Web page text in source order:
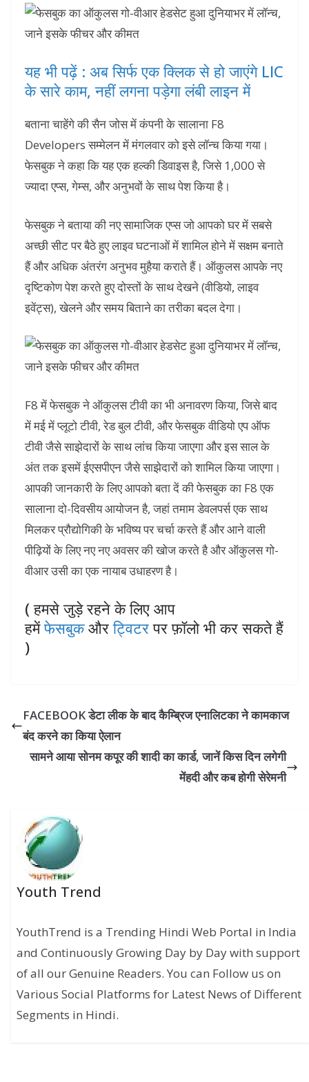
यह भी पढ़ें : अब सिर्फ एक क्लिक से हो जाएंगे LIC
के सारे काम, नहीं लगना पड़ेगा लंबी लाइन में
बताना चाहेंगे की सैन जोस में कंपनी के सालाना F8
Developers सम्मेलन में मंगलवार को इसे लॉन्च किया गया।
फेसबुक ने कहा कि यह एक हल्की डिवाइस है, जिसे 1,000 से
ज्यादा एप्स, गेम्स, और अनुभवों के साथ पेश किया है।
फेसबुक ने बताया की नए सामाजिक एप्स जो आपको घर में सबसे
अच्छी सीट पर बैठे हुए लाइव घटनाओं में शामिल होने में सक्षम बनाते
हैं और अधिक अंतरंग अनुभव मुहैया कराते हैं। ऑकुलस आपके नए
दृष्टिकोण पेश करते हुए दोस्तों के साथ देखने (वीडियो, लाइव
इवेंट्स), खेलने और समय बिताने का तरीका बदल देगा।
F8 में फेसबुक ने ऑकुलस टीवी का भी अनावरण किया, जिसे बाद
में मई में प्लूटो टीवी, रेड बुल टीवी, और फेसबुक वीडियो एप ऑफ
टीवी जैसे साझेदारों के साथ लांच किया जाएगा और इस साल के
अंत तक इसमें ईएसपीएन जैसे साझेदारों को शामिल किया जाएगा।
आपकी जानकारी के लिए आपको बता दें की फेसबुक का F8 एक
सालाना दो-दिवसीय आयोजन है, जहां तमाम डेवलपर्स एक साथ
मिलकर प्रौद्योगिकी के भविष्य पर चर्चा करते हैं और आने वाली
पीढ़ियों के लिए नए नए अवसर की खोज करते है और ऑकुलस गो-
वीआर उसी का एक नायाब उधाहरण है।
( हमसे जुड़े रहने के लिए आप
हमेंफेसबुकऔरट्विटरपर फ़ॉलो भी कर सकते हैं
)
FACEBOOK डेटा लीक के बाद कैम्ब्रिज एनालिटका ने कामकाज
बंद करने का किया ऐलान
सामने आया सोनम कपूर की शादी का कार्ड, जानें किस दिन लगेगी
मेंहदी और कब होगी सेरेमनी
Youth Trend
YouthTrend is a Trending Hindi Web Portal in India
and Continuously Growing Day by Day with support
of all our Genuine Readers. You can Follow us on
Various Social Platforms for Latest News of Different
Segments in Hindi.